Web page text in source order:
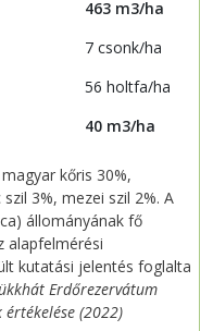
463 m3/ha
7 csonk/ha
56 holtfa/ha
40 m3/ha
kőris 30%,
3%, mezei szil 2%. A
állományának fő
alapfelmérési
kutatási jelentés foglalta
Erdőrezervátum
(2022)